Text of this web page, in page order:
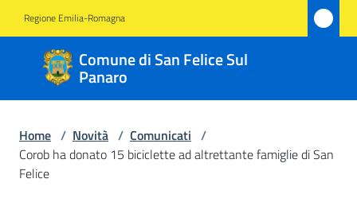
Regione Emilia-Romagna
Comune di San Felice Sul
Panaro
Comune
di San
Felice
Sul
Panaro
Home / Novità / Comunicati /
Corob ha donato 15 biciclette ad altrettante famiglie di San
Felice